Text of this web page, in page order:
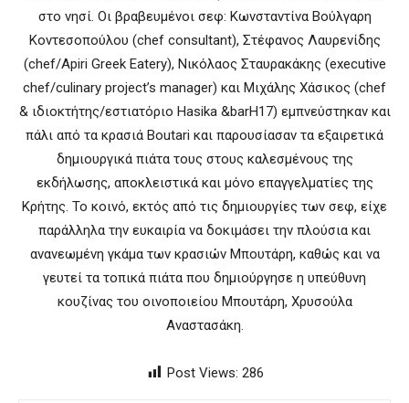
στο νησί. Οι βραβευμένοι σεφ: Κωνσταντίνα Βούλγαρη
Κοντεσοπούλου (chef consultant), Στέφανος Λαυρενίδης
(chef/Apiri Greek Eatery), Νικόλαος Σταυρακάκης (executive
chef/culinary project’s manager) και Μιχάλης Χάσικος (chef
& ιδιοκτήτης/εστιατόριο Hasika &barH17) εμπνεύστηκαν και
πάλι από τα κρασιά Boutari και παρουσίασαν τα εξαιρετικά
δημιουργικά πιάτα τους στους καλεσμένους της
εκδήλωσης, αποκλειστικά και μόνο επαγγελματίες της
Κρήτης. Το κοινό, εκτός από τις δημιουργίες των σεφ, είχε
παράλληλα την ευκαιρία να δοκιμάσει την πλούσια και
ανανεωμένη γκάμα των κρασιών Μπουτάρη, καθώς και να
γευτεί τα τοπικά πιάτα που δημιούργησε η υπεύθυνη
κουζίνας του οινοποιείου Μπουτάρη, Χρυσούλα
Αναστασάκη.
Post Views: 286